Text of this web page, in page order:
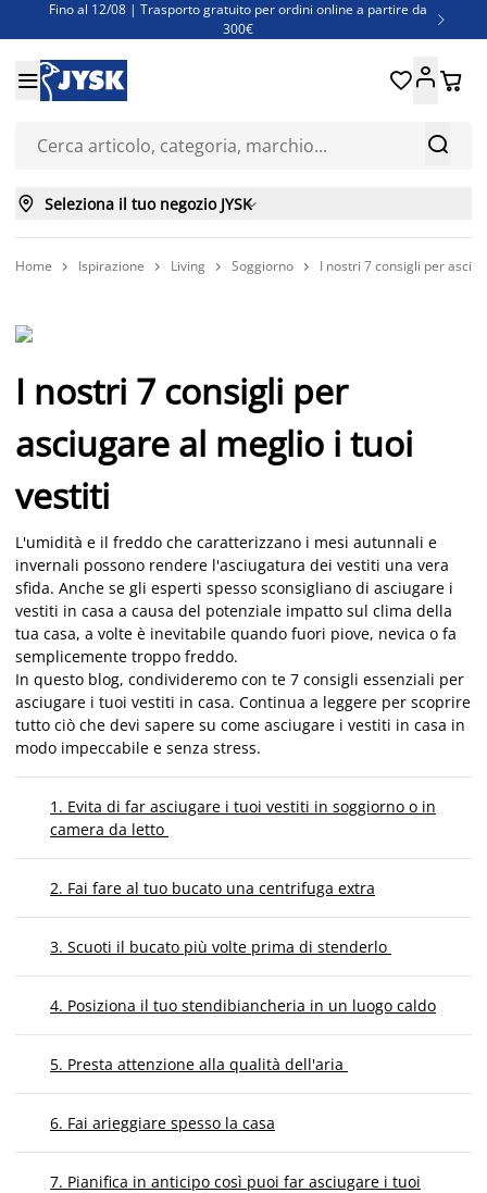
Fino al 12/08 | Trasporto gratuito per ordini online a partire da
300€

Super offerte d'estate | Oltre 1.500 articoli fino al 70%
Finanziamenti - Scegli il piano di rimborso più adatto a te


 
 Seleziona il tuo negozio JYSK
Home  Ispirazione  Living  Soggiorno  I nostri 7 consigli per
I nostri 7 consigli per
asciugare al meglio i tuoi
vestiti
L'umidità e il freddo che caratterizzano i mesi autunnali e
invernali possono rendere l'asciugatura dei vestiti una vera
sfida. Anche se gli esperti spesso sconsigliano di asciugare i
vestiti in casa a causa del potenziale impatto sul clima della
tua casa, a volte è inevitabile quando fuori piove, nevica o fa
semplicemente troppo freddo.
In questo blog, condivideremo con te 7 consigli essenziali per
asciugare i tuoi vestiti in casa. Continua a leggere per scoprire
tutto ciò che devi sapere su come asciugare i vestiti in casa in
modo impeccabile e senza stress.
1. Evita di far asciugare i tuoi vestiti in soggiorno o in
camera da letto
2. Fai fare al tuo bucato una centrifuga extra
3. Scuoti il bucato più volte prima di stenderlo
4. Posiziona il tuo stendibiancheria in un luogo caldo
5. Presta attenzione alla qualità dell'aria
6. Fai arieggiare spesso la casa
7. Pianifica in anticipo così puoi far asciugare i tuoi